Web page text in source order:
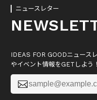
ニュースレター
IDEAS FOR GOODニュース
やイベント情報をGETしよう！
